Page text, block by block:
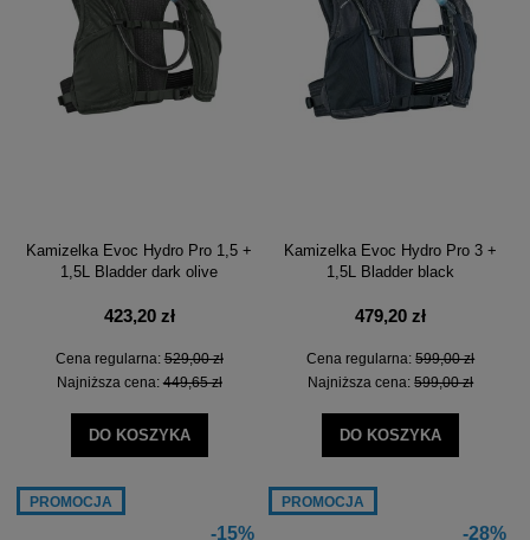
Kamizelka Evoc Hydro Pro 1,5 +
1,5L Bladder dark olive
423,20 zł
Cena regularna:529,00 zł
Najniższa cena:449,65 zł
DO KOSZYKA
Kamizelka Evoc Hydro Pro 3 +
1,5L Bladder black
479,20 zł
Cena regularna:599,00 zł
Najniższa cena:599,00 zł
DO KOSZYKA
-15%
PROMOCJA
-28%
PROMOCJA